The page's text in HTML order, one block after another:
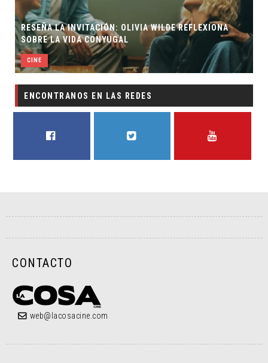
RESEÑA LA INVITACIÓN: OLIVIA WILDE REFLEXIONA
SOBRE LA VIDA CONYUGAL
CINE
ENCONTRANOS EN LAS REDES
CONTACTO
web@lacosacine.com